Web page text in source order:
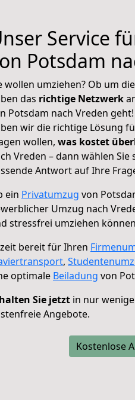
Service
Potsdam
wollen umziehen? Ob um
das richtige Netzwerk
Potsdam nach Vreden
wir die richtige Lösung
wollen, was kostet
Vreden – dann wählen
Antwort auf Ihre
ein Privatumzug von
Umzug nach
stressfrei umziehen
bereit für Ihren
,
optimale Beiladung von
Sie jetzt in nur
Angebote.
Kostenlose